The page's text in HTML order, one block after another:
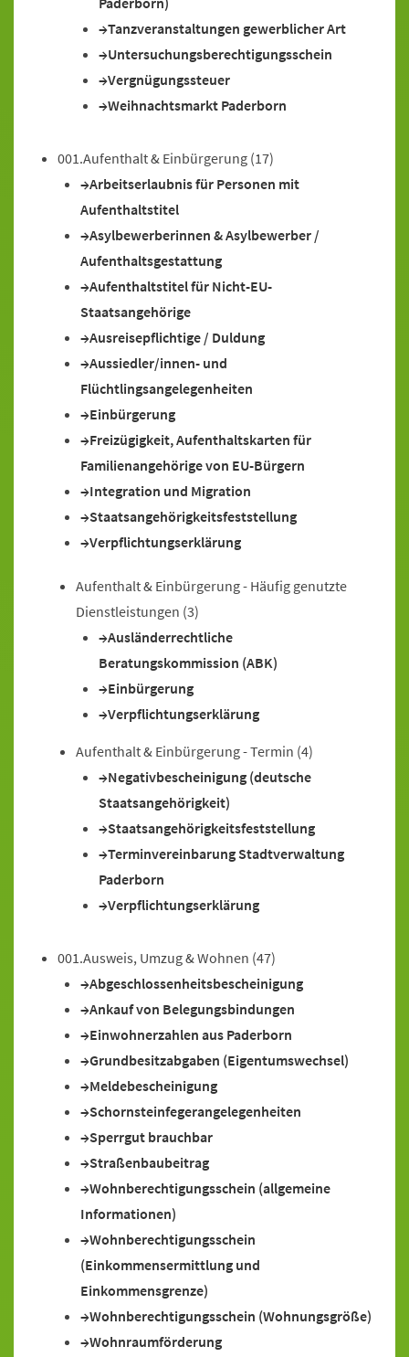
Tanzveranstaltungen gewerblicher Art
Untersuchungsberechtigungsschein
Vergnügungssteuer
Weihnachtsmarkt Paderborn
001.Aufenthalt & Einbürgerung (17)
Arbeitserlaubnis für Personen mit
Aufenthaltstitel
Asylbewerberinnen & Asylbewerber /
Aufenthaltsgestattung
Aufenthaltstitel für Nicht-EU-
Staatsangehörige
Ausreisepflichtige / Duldung
Aussiedler/innen- und
Flüchtlingsangelegenheiten
Einbürgerung
Freizügigkeit, Aufenthaltskarten für
Familienangehörige von EU-Bürgern
Integration und Migration
Staatsangehörigkeitsfeststellung
Verpflichtungserklärung
Aufenthalt & Einbürgerung - Häufig genutzte
Dienstleistungen (3)
Ausländerrechtliche
Beratungskommission (ABK)
Einbürgerung
Verpflichtungserklärung
Aufenthalt & Einbürgerung - Termin (4)
Negativbescheinigung (deutsche
Staatsangehörigkeit)
Staatsangehörigkeitsfeststellung
Terminvereinbarung Stadtverwaltung
Paderborn
Verpflichtungserklärung
001.Ausweis, Umzug & Wohnen (47)
Abgeschlossenheitsbescheinigung
Ankauf von Belegungsbindungen
Einwohnerzahlen aus Paderborn
Grundbesitzabgaben (Eigentumswechsel)
Meldebescheinigung
Schornsteinfegerangelegenheiten
Sperrgut brauchbar
Straßenbaubeitrag
Wohnberechtigungsschein (allgemeine
Informationen)
Wohnberechtigungsschein
(Einkommensermittlung und
Einkommensgrenze)
Wohnberechtigungsschein (Wohnungsgröße)
Wohnraumförderung